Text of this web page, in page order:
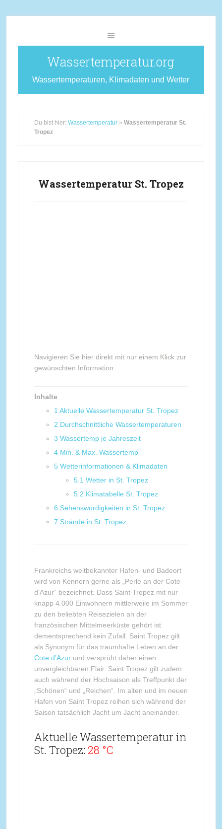
Wassertemperatur.org
Wassertemperaturen, Klimadaten und Wetter
Du bist hier: Wassertemperatur» Wassertemperatur St.
Tropez
Wassertemperatur St. Tropez
Navigieren Sie hier direkt mit nur einem Klick zur
gewünschten Information:
Inhalte
1 Aktuelle Wassertemperatur St. Tropez
2 Durchschnittliche Wassertemperaturen
3 Wassertemp je Jahreszeit
4 Min. & Max. Wassertemp
5 Wetterinformationen & Klimadaten
5.1 Wetter in St. Tropez
5.2 Klimatabelle St. Tropez
6 Sehenswürdigkeiten in St. Tropez
7 Strände in St. Tropez
Frankreichs weltbekannter Hafen- und Badeort
wird von Kennern gerne als „Perle an der Cote
d’Azur“ bezeichnet. Dass Saint Tropez mit nur
knapp 4.000 Einwohnern mittlerweile im Sommer
zu den beliebten Reisezielen an der
französischen Mittelmeerküste gehört ist
dementsprechend kein Zufall. Saint Tropez gilt
als Synonym für das traumhafte Leben an der
Cote d’Azurund versprüht daher einen
unvergleichbaren Flair. Saint Tropez gilt zudem
auch während der Hochsaison als Treffpunkt der
„Schönen“ und „Reichen“. Im alten und im neuen
Hafen von Saint Tropez reihen sich während der
Saison tatsächlich Jacht um Jacht aneinander.
Aktuelle Wassertemperatur in
St. Tropez: 28 °C